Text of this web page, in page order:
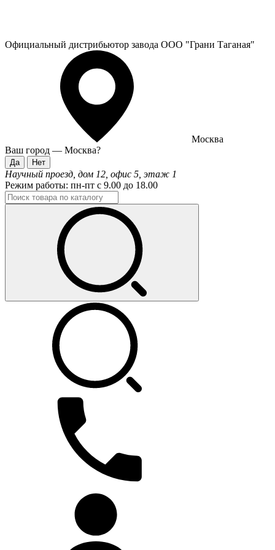
Официальный дистрибьютор завода ООО "Грани Таганая"
Москва
Ваш город — Москва?
Научный проезд, дом 12, офис 5, этаж 1
Режим работы: пн-пт с 9.00 до 18.00